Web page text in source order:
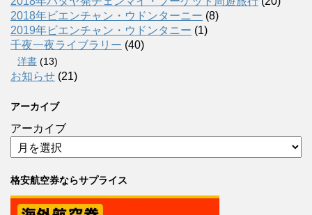
2018年ビエンチャン・ウドンターニー (8)
2019年ビエンチャン・ウドンタニー (1)
千夜一夜ライブラリー (40)
洋書 (13)
お知らせ (21)
アーカイブ
アーカイブ
格安航空券ならサプライス